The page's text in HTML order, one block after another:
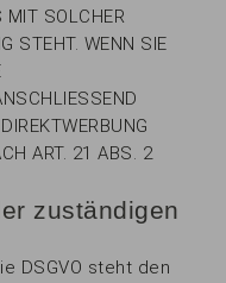
MIT SOLCHER
STEHT. WENN SIE
ART. 21 ABS. 2
zuständigen
DSGVO steht den